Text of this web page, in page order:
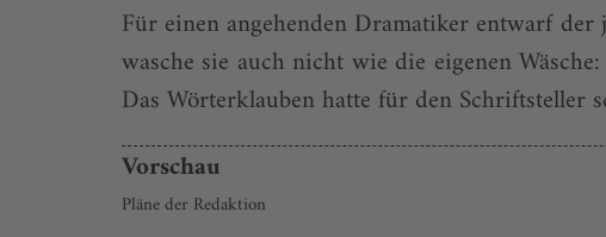
Für einen angehenden Dramatiker entwarf
wasche sie auch nicht wie die eigenen
Das Wörterklauben hatte für den Schriftsteller
Vorschau
Pläne der Redaktion